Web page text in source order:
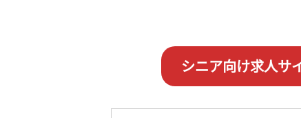
シニア向け求人サ